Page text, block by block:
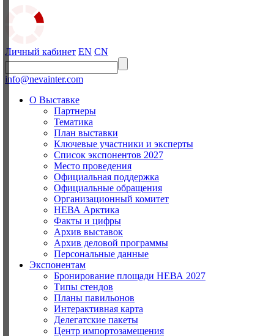
Личный кабинет EN CN
info@nevainter.com
О Выставке
Партнеры
Тематика
План выставки
Ключевые участники и эксперты
Список экспонентов 2027
Место проведения
Официальная поддержка
Официальные обращения
Организационный комитет
НЕВА Арктика
Факты и цифры
Архив выставок
Архив деловой программы
Персональные данные
Экспонентам
Бронирование площади НЕВА 2027
Типы стендов
Планы павильонов
Интерактивная карта
Делегатские пакеты
Центр импортозамещения